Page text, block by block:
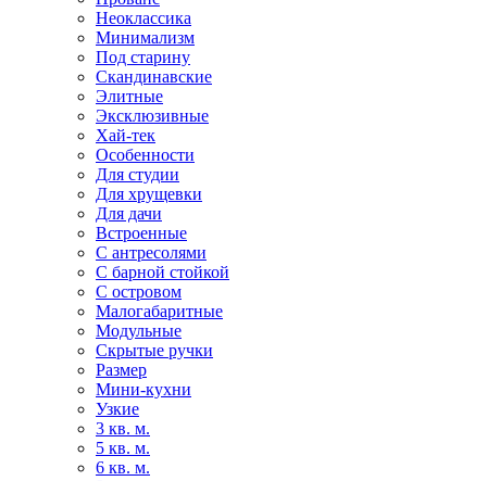
Неоклассика
Минимализм
Под старину
Скандинавские
Элитные
Эксклюзивные
Хай-тек
Особенности
Для студии
Для хрущевки
Для дачи
Встроенные
С антресолями
С барной стойкой
С островом
Малогабаритные
Модульные
Скрытые ручки
Размер
Мини-кухни
Узкие
3 кв. м.
5 кв. м.
6 кв. м.